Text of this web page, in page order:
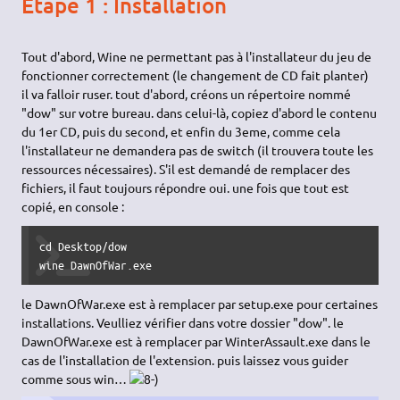
Tout d'abord, Wine ne permettant pas à l'installateur du jeu de
fonctionner correctement (le changement de CD fait planter)
il va falloir ruser. tout d'abord, créons un répertoire nommé
"dow" sur votre bureau. dans celui-là, copiez d'abord le contenu
du 1er CD, puis du second, et enfin du 3eme, comme cela
l'installateur ne demandera pas de switch (il trouvera toute les
ressources nécessaires). S'il est demandé de remplacer des
fichiers, il faut toujours répondre oui. une fois que tout est
copié, en console :
cd Desktop/dow
wine DawnOfWar.exe
le DawnOfWar.exe est à remplacer par setup.exe pour certaines
installations. Veulliez vérifier dans votre dossier "dow". le
DawnOfWar.exe est à remplacer par WinterAssault.exe dans le
cas de l'installation de l'extension. puis laissez vous guider
comme sous win…